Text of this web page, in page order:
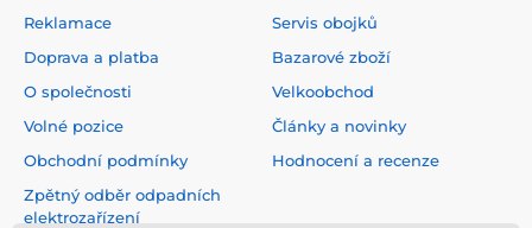
Reklamace
Doprava a platba
O společnosti
Volné pozice
Obchodní podmínky
Zpětný odběr odpadních
elektrozařízení
Servis obojků
Bazarové zboží
Velkoobchod
Články a novinky
Hodnocení a recenze